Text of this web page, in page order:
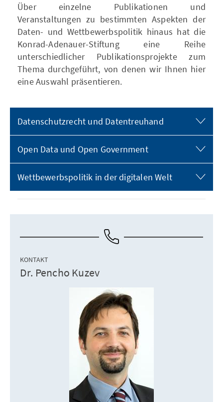
Über einzelne Publikationen und
Veranstaltungen zu bestimmten Aspekten der
Daten- und Wettbewerbspolitik hinaus hat die
Konrad-Adenauer-Stiftung eine Reihe
unterschiedlicher Publikationsprojekte zum
Thema durchgeführt, von denen wir Ihnen hier
eine Auswahl präsentieren.
Datenschutzrecht und Datentreuhand
Open Data und Open Government
Wettbewerbspolitik in der digitalen Welt
KONTAKT
Dr. Pencho Kuzev